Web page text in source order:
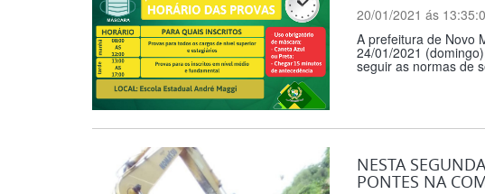
20/01/2021 ás
A prefeitura de Novo
24/01/2021
seguir as normas de
NESTA
PONTES NA